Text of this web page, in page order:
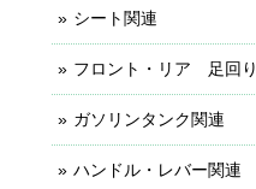
シート関連
フロント・リア 足回り
ガソリンタンク関連
ハンドル・レバー関連